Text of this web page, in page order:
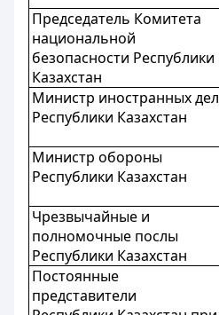
Председатель Комитета
национальной
безопасности Республики
Казахстан
Министр иностранных дел
Республики Казахстан
Министр обороны
Республики Казахстан
Чрезвычайные и
полномочные послы
Республики Казахстан
Постоянные
представители